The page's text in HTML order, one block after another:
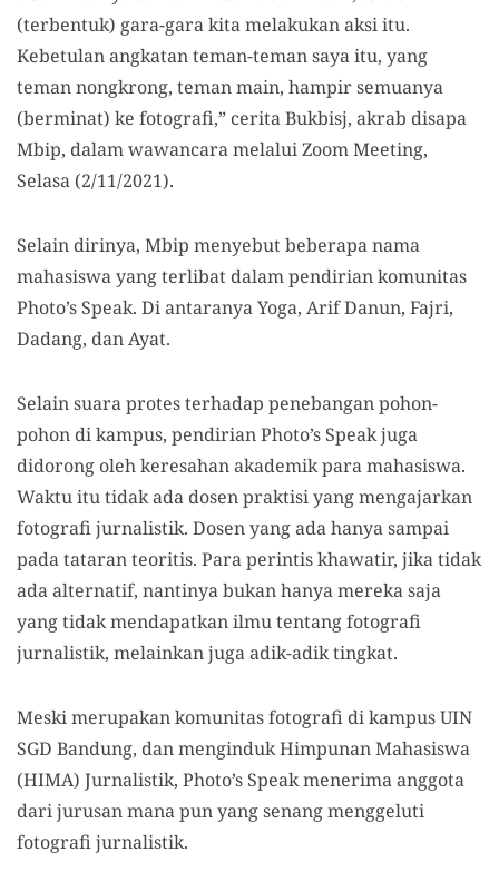
(terbentuk) gara-gara kita melakukan aksi itu.
Kebetulan angkatan teman-teman saya itu, yang
teman nongkrong, teman main, hampir semuanya
(berminat) ke fotografi,” cerita Bukbisj, akrab disapa
Mbip, dalam wawancara melalui Zoom Meeting,
Selasa (2/11/2021).
Selain dirinya, Mbip menyebut beberapa nama
mahasiswa yang terlibat dalam pendirian komunitas
Photo’s Speak. Di antaranya Yoga, Arif Danun, Fajri,
Dadang, dan Ayat.
Selain suara protes terhadap penebangan pohon-
pohon di kampus, pendirian Photo’s Speak juga
didorong oleh keresahan akademik para mahasiswa.
Waktu itu tidak ada dosen praktisi yang mengajarkan
fotografi jurnalistik. Dosen yang ada hanya sampai
pada tataran teoritis. Para perintis khawatir, jika tidak
ada alternatif, nantinya bukan hanya mereka saja
yang tidak mendapatkan ilmu tentang fotografi
jurnalistik, melainkan juga adik-adik tingkat.
Meski merupakan komunitas fotografi di kampus UIN
SGD Bandung, dan menginduk Himpunan Mahasiswa
(HIMA) Jurnalistik, Photo’s Speak menerima anggota
dari jurusan mana pun yang senang menggeluti
fotografi jurnalistik.